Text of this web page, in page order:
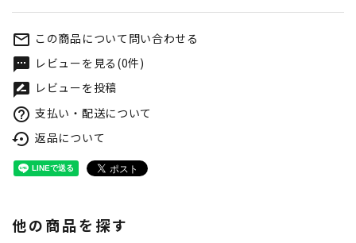
mail_outline この商品について問い合わせる
textsms レビューを見る(0件)
rate_review レビューを投稿
help_outline 支払い・配送について
settings_backup_restore 返品について
他の商品を探す